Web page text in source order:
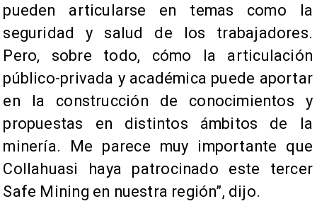
pueden articularse en temas como la
seguridad y salud de los trabajadores.
Pero, sobre todo, cómo la articulación
público-privada y académica puede aportar
en la construcción de conocimientos y
propuestas en distintos ámbitos de la
minería. Me parece muy importante que
Collahuasi haya patrocinado este tercer
Safe Mining en nuestra región”, dijo.